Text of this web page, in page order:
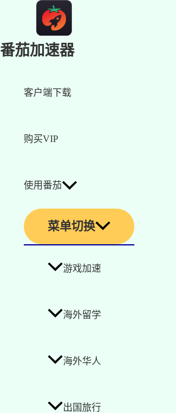
番茄加速器
客户端下载
购买VIP
使用番茄
菜单切换
游戏加速
海外留学
海外华人
出国旅行